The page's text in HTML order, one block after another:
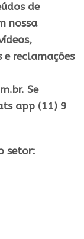
de
nossa
e reclamações
Se
app (11) 9
setor: